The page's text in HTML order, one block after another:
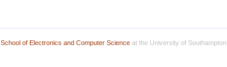
School of Electronics and Computer Scienceat the University of Southampton.